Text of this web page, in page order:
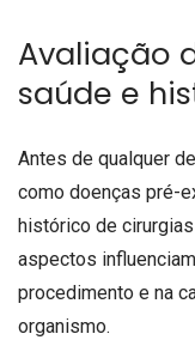
Avaliação
saúde e
Antes de qualquer
como doenças pré-
histórico de
aspectos
procedimento e na
organismo.